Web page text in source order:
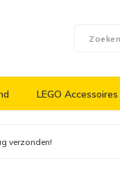
LEGO Accessoires
verzonden!